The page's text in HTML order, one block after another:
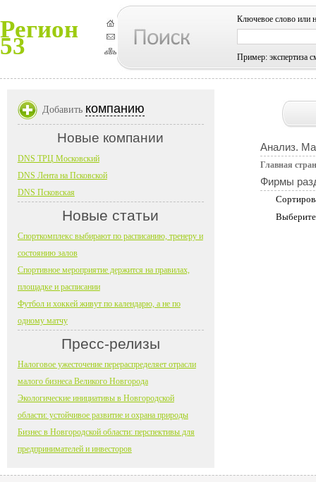
Регион
53
Ключевое слово или
Пример: экспертиза
Анализ.
Главная
Фирмы
Добавить компанию
Новые компании
DNS ТРЦ Московский
DNS Лента на Псковской
DNS Псковская
Новые статьи
Спорткомплекс выбирают по расписанию, тренеру и
состоянию залов
Спортивное мероприятие держится на правилах,
площадке и расписании
Футбол и хоккей живут по календарю, а не по
одному матчу
Пресс-релизы
Налоговое ужесточение перераспределяет отрасли
малого бизнеса Великого Новгорода
Экологические инициативы в Новгородской
области: устойчивое развитие и охрана природы
Бизнес в Новгородской области: перспективы для
предпринимателей и инвесторов